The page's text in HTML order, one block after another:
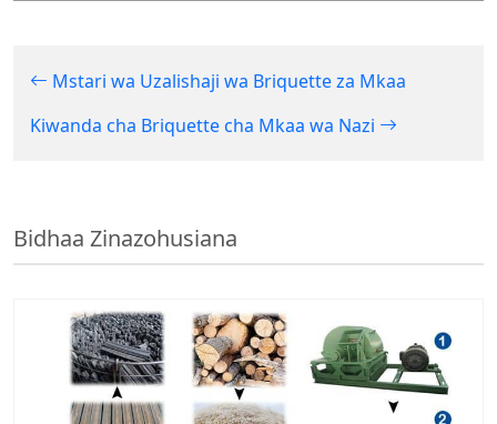
Mstari wa Uzalishaji wa Briquette za Mkaa
Kiwanda cha Briquette cha Mkaa wa Nazi
Bidhaa Zinazohusiana